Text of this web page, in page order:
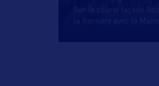
la frontière avec le Maine,